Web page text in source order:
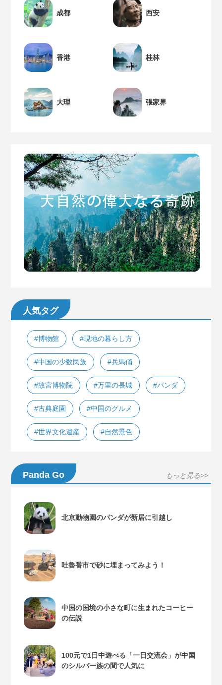
成都 西安
香港 桂林
大理 張家界
人気タグ
#博物館 #現地の暮らし方
#中国の少数民族 #兵馬俑
#故宮博物院 #万里の長城 #パンダ
#古典庭園 #中国のグルメ
#世界文化遺産 #自然景色
Panda Go もっと見る>>
北京動物園のパンダが新居に引越し
吐魯番市で砂に埋まってみよう！
中国の国境の小さな町に生まれたコーヒー
の伝説
100元で1日中遊べる「一日交流会」が中国
のシルバー族の間で人気に